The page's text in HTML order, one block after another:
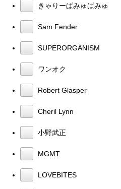
きゃりーぱみゅぱみゅ
Sam Fender
SUPERORGANISM
ワンオク
Robert Glasper
Cheril Lynn
小野武正
MGMT
LOVEBITES